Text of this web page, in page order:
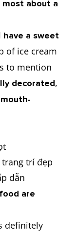
most about a
have a sweet
of ice cream
to mention
decorated,
mouth-
trí đẹp
dẫn
are
definitely